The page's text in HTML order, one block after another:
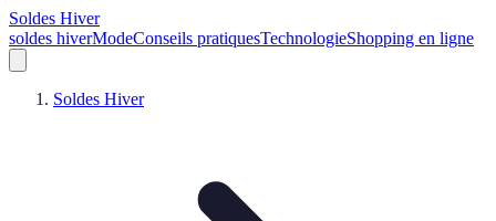
Soldes Hiver
soldes hiverModeConseils pratiquesTechnologieShopping en ligne
Soldes Hiver